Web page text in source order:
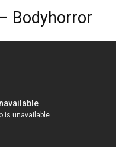
Bodyhorror